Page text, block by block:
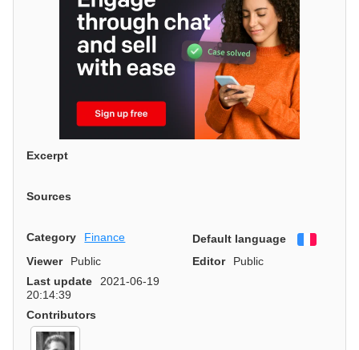
Excerpt
Sources
Category Finance Default language
Viewer
Public Editor
Public
Last update
2021-06-19
20:14:39
Contributors